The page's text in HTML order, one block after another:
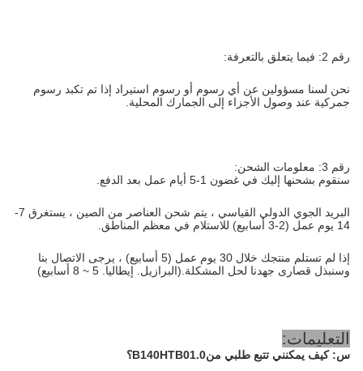
رقم 2: فيما يتعلق بالتعرفة:
نحن لسنا مسؤولين عن أي رسوم أو رسوم استيراد إذا تم تكبد رسوم
جمركية عند وصول الأجزاء إلى الجمارك المحلية.
رقم 3: معلومات الشحن:
سنقوم بشحنها إليك في غضون 1-5 أيام عمل بعد الدفع.
البريد الجوي الدولي القياسي ، يتم شحن العناصر من الصين ، يستغرق 7-
14 يوم عمل (2-3 أسابيع) للاستلام في معظم المناطق.
إذا لم تستلم منتجك خلال 30 يوم عمل (5 أسابيع) ، يرجى الاتصال بنا
وسنبذل قصارى جهدنا لحل المشكلة.(البرازيل. إيطاليا. 5 ~ 8 أسابيع)
التعليمات:
س: كيف يمكنني تتبع طلبي منB140HTB01.0؟